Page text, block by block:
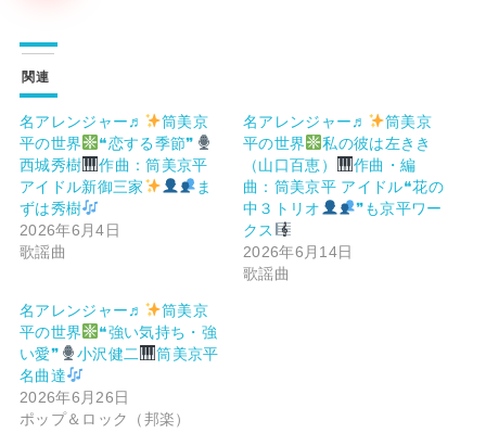
関連
名アレンジャー♬
筒美京
平の世界
❝恋する季節❞
西城秀樹
作曲：筒美京平
アイドル新御三家
ま
ずは秀樹
2026年6月4日
歌謡曲
名アレンジャー♬
筒美京
平の世界
私の彼は左きき
（山口百恵）
作曲・編
曲：筒美京平 アイドル❝花の
中３トリオ
❞も京平ワー
クス
2026年6月14日
歌謡曲
名アレンジャー♬
筒美京
平の世界
❝強い気持ち・強
い愛❞
小沢健二
筒美京平
名曲達
2026年6月26日
ポップ＆ロック（邦楽）